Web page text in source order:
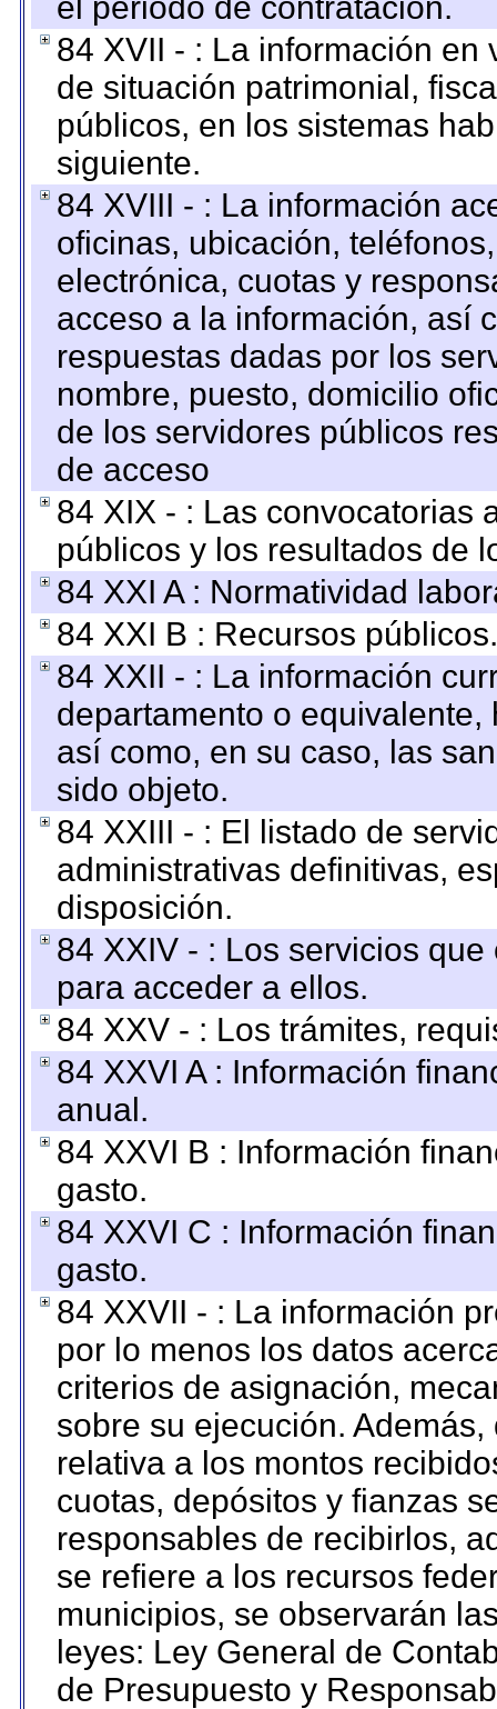
84 XVII - : La información
de situación patrimonial,
públicos, en los sistemas
siguiente.
84 XVIII - : La información
oficinas, ubicación,
electrónica, cuotas y
acceso a la información, así
respuestas dadas por los
nombre, puesto, domicilio
de los servidores públicos
de acceso
84 XIX - : Las convocatorias
públicos y los resultados de
84 XXI A : Normatividad
84 XXI B : Recursos públicos.
84 XXII - : La información
departamento o
así como, en su caso, las
sido objeto.
84 XXIII - : El listado de
administrativas definitivas,
disposición.
84 XXIV - : Los servicios
para acceder a ellos.
84 XXV - : Los trámites,
84 XXVI A : Información
anual.
84 XXVI B : Información
gasto.
84 XXVI C : Información
gasto.
84 XXVII - : La información
por lo menos los datos
criterios de asignación,
sobre su ejecución.
relativa a los montos
cuotas, depósitos y fianzas
responsables de recibirlos,
se refiere a los recursos
municipios, se observarán
leyes: Ley General de
de Presupuesto y